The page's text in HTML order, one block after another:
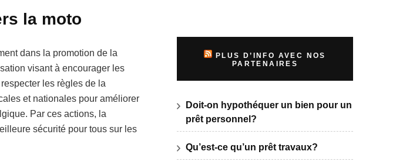
la moto
dans la promotion de la
visant à encourager les
les règles de la
et nationales pour améliorer
Par ces actions, la
sécurité pour tous sur les
PLUS D’INFO AVEC NOS
PARTENAIRES
Doit-on hypothéquer un bien pour un
prêt personnel?
Qu’est-ce qu’un prêt travaux?